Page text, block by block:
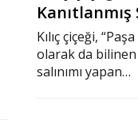
Kanıtlanmış
Kılıç çiçeği,
olarak da
salınımı yapan…